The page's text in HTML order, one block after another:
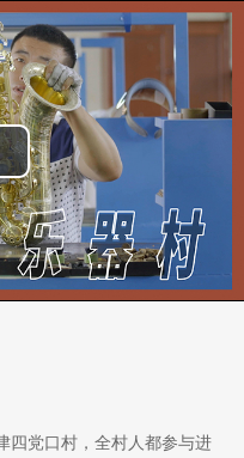
四党口村，全村人都参与进